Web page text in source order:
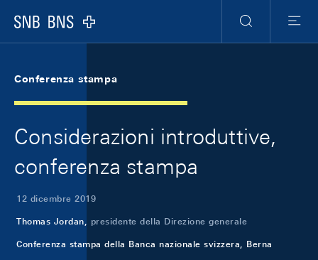
Logo
Ricerca
Menu
Conferenza stampa
Considerazioni introduttive,
conferenza stampa
12 dicembre 2019
Thomas Jordan, presidente della Direzione generale
Conferenza stampa della Banca nazionale svizzera, Berna